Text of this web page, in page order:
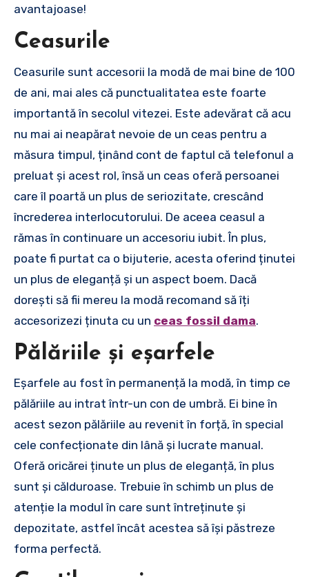
avantajoase!
Ceasurile
Ceasurile sunt accesorii la modă de mai bine de 100
de ani, mai ales că punctualitatea este foarte
importantă în secolul vitezei. Este adevărat că acu
nu mai ai neapărat nevoie de un ceas pentru a
măsura timpul, ținând cont de faptul că telefonul a
preluat și acest rol, însă un ceas oferă persoanei
care îl poartă un plus de seriozitate, crescând
încrederea interlocutorului. De aceea ceasul a
rămas în continuare un accesoriu iubit. În plus,
poate fi purtat ca o bijuterie, acesta oferind ținutei
un plus de eleganță și un aspect boem. Dacă
dorești să fii mereu la modă recomand să îți
accesorizezi ținuta cu un ceas fossil dama.
Pălăriile și eșarfele
Eșarfele au fost în permanență la modă, în timp ce
pălăriile au intrat într-un con de umbră. Ei bine în
acest sezon pălăriile au revenit în forță, în special
cele confecționate din lână și lucrate manual.
Oferă oricărei ținute un plus de eleganță, în plus
sunt și călduroase. Trebuie în schimb un plus de
atenție la modul în care sunt întreținute și
depozitate, astfel încât acestea să își păstreze
forma perfectă.